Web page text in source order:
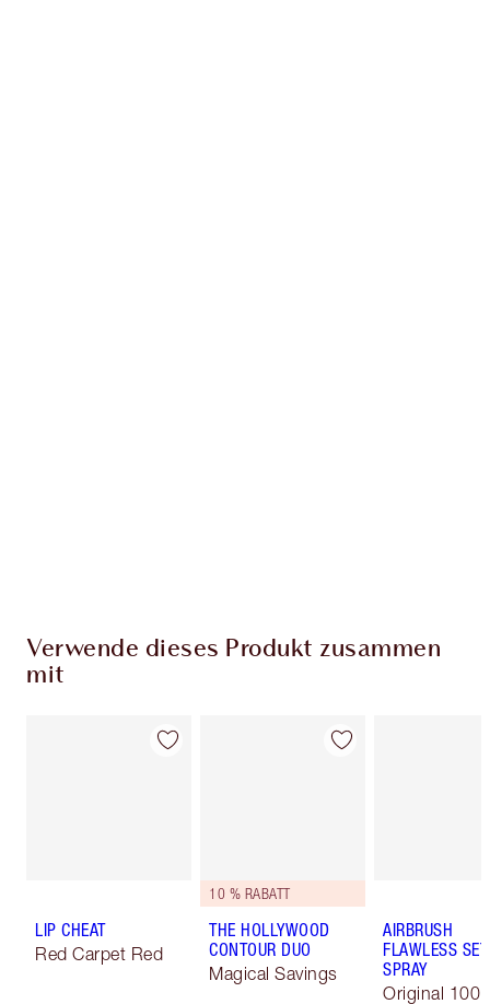
Verwende dieses Produkt zusammen
mit
LIP CHEAT
Red Carpet Red
10 % RABATT
THE HOLLYWOOD
CONTOUR DUO
Magical Savings
AIRBRUSH
FLAWLESS
SPRAY
Original 100